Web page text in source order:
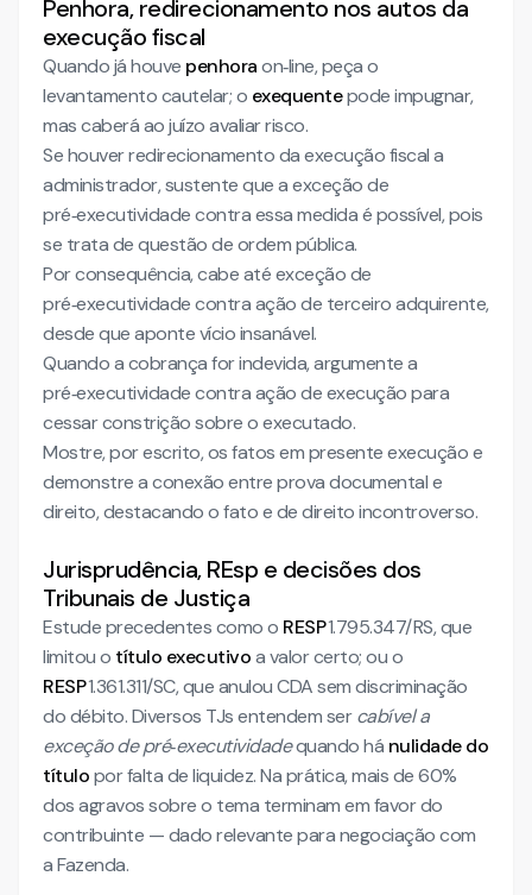
Penhora, redirecionamento nos autos da
execução fiscal
Quando já houve penhoraon‑line, peça o
levantamento cautelar; o exequentepode impugnar,
mas caberá ao juízo avaliar risco.
Se houver redirecionamento da execução fiscal a
administrador, sustente que a exceção de
pré‑executividade contra essa medida é possível, pois
se trata de questão de ordem pública.
Por consequência, cabe até exceção de
pré‑executividade contra ação de terceiro adquirente,
desde que aponte vício insanável.
Quando a cobrança for indevida, argumente a
pré‑executividade contra ação de execução para
cessar constrição sobre o executado.
Mostre, por escrito, os fatos em presente execução e
demonstre a conexão entre prova documental e
direito, destacando o fato e de direito incontroverso.
Jurisprudência, REsp e decisões dos
Tribunais de Justiça
Estude precedentes como o RESP1.795.347/RS, que
limitou o título executivoa valor certo; ou o
RESP1.361.311/SC, que anulou CDA sem discriminação
do débito. Diversos TJs entendem sercabível a
exceção de pré‑executividadequando há nulidade do
títulopor falta de liquidez. Na prática, mais de 60%
dos agravos sobre o tema terminam em favor do
contribuinte — dado relevante para negociação com
a Fazenda.